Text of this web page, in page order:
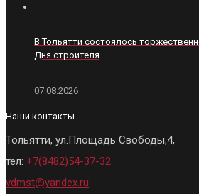
В Тольятти состоялось
Дня строителя
07.08.2026
Наши контакты
Тольятти, ул.Площадь Свободы,4,
тел: +7(8482)54-37-32
vdmst@yandex.ru